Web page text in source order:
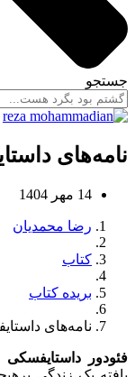
جستجو
نامه‌های
14 مهر 1404
رضا محمدیان
کتاب
بریده کتاب
نامه‌های
فئودور داستایفسکی